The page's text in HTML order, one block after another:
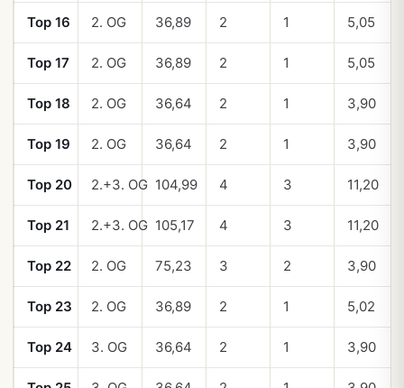
Top 16 2. OG 36,89 2 1 5,05
Top 17 2. OG 36,89 2 1 5,05
Top 18 2. OG 36,64 2 1 3,90
Top 19 2. OG 36,64 2 1 3,90
Top 20 2.+3. OG 104,99 4 3 11,20
Top 21 2.+3. OG 105,17 4 3 11,20
Top 22 2. OG 75,23 3 2 3,90
Top 23 2. OG 36,89 2 1 5,02
Top 24 3. OG 36,64 2 1 3,90